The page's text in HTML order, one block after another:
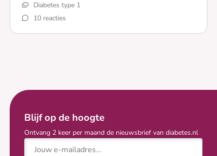
Diabetes type 1
10 reacties
Lees meer over Iets om over na te denken!
Blijf op de hoogte
Ontvang 2 keer per maand de nieuwsbrief van diabetes.nl
E-mailadres